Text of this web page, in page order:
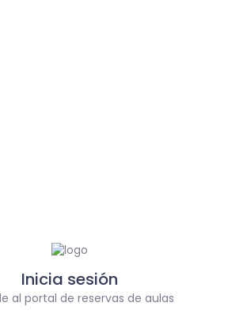
Inicia sesión
al portal de reservas de aulas